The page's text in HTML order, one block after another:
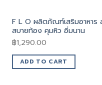
F L O ผลิตภัณฑ์เสริมอาหาร
สบายท้อง คุมหิว อิ่มนาน
฿1,290.00
ADD TO CART